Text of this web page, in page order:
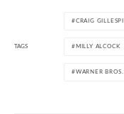
TAGS
CRAIG
MILLY ALCOCK
WARNER